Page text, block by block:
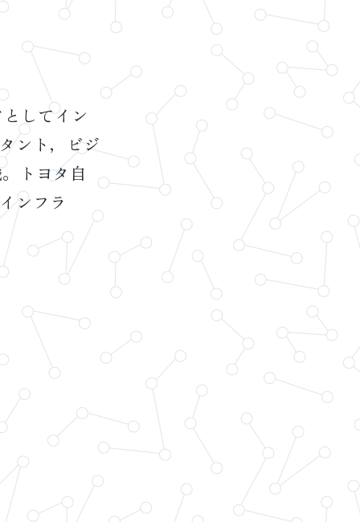
してイン
ント，ビジ
トヨタ自
ンフラ